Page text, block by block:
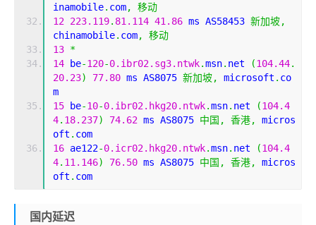
inamobile. com,
移动
12 223.119. 81.114 41.86 ms AS58453 新加坡,
chinamobile. com,
移动
13 *
14 be-120-0.ibr02.sg3.ntwk.msn. net (104.44.
20.23) 77.80 ms AS8075 新加坡, microsoft . co
m
15 be-10-0.ibr02.hkg20.ntwk.msn. net (104.4
4. 18.237) 74.62 ms AS8075 中国, 香港,
micros
oft . com
16 ae122-0.icr02.hkg20.ntwk.msn. net (104.4
4. 11.146) 76.50 ms AS8075 中国, 香港,
micros
oft . com
国内延迟